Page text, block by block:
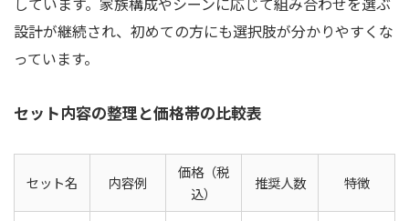
設計が継続され、初めての方にも選択肢が分かりやすくな
っています。
セット内容の整理と価格帯の比較表
セット名 内容例
価格（税
込）
推奨人数 特徴